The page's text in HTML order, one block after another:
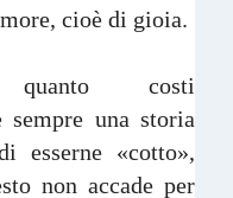
cioè di gioia.
quanto costi
una storia
esserne «cotto»,
non accade per